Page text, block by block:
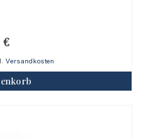
€
Versandkosten